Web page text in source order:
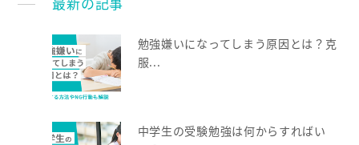
勉強嫌いになってしまう原因とは？克
服...
中学生の受験勉強は何からすればい